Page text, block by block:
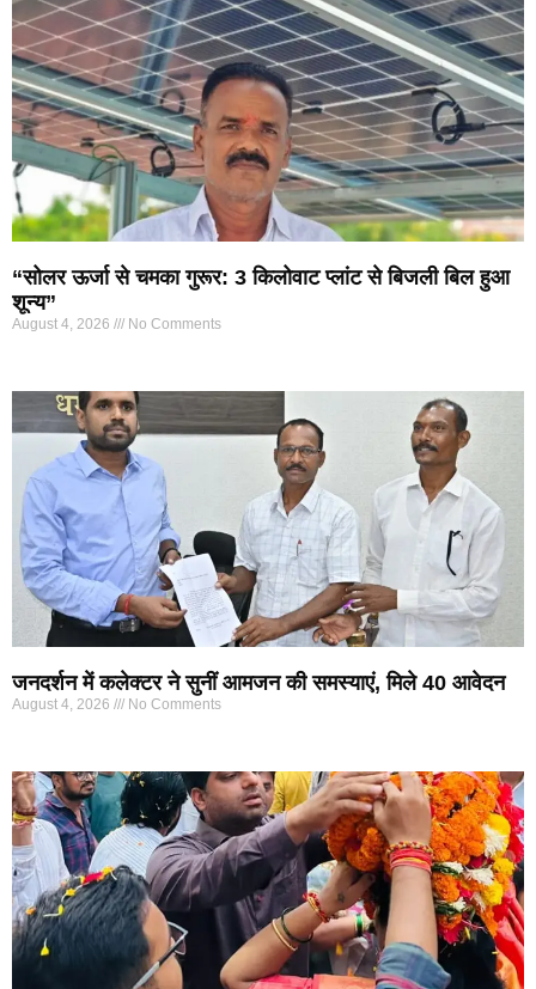
“सोलर ऊर्जा से चमका गुरूर: 3 किलोवाट प्लांट से बिजली बिल हुआ
शून्य”
August 4, 2026 No Comments
जनदर्शन में कलेक्टर ने सुनीं आमजन की समस्याएं, मिले 40 आवेदन
August 4, 2026 No Comments